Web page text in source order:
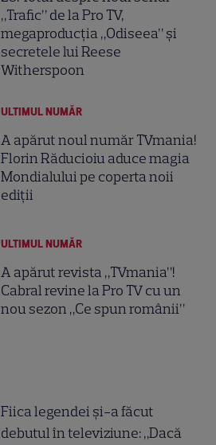
„Trafic” de la Pro TV,
megaproducția „Odiseea” și
secretele lui Reese
Witherspoon
ULTIMUL NUMĂR
A apărut noul număr TVmania!
Florin Răducioiu aduce magia
Mondialului pe coperta noii
ediții
ULTIMUL NUMĂR
A apărut revista „TVmania”!
Cabral revine la Pro TV cu un
nou sezon „Ce spun românii”
Fiica legendei și-a făcut
debutul în televiziune: „Dacă